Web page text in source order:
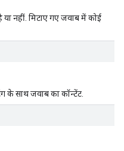
नहीं. मिटाए गए जवाब में कोई
के साथ जवाब का कॉन्टेंट.